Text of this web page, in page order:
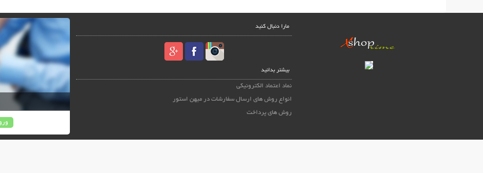
مارا دنبال کنید
بیشتر بدانید
نماد اعتماد الکترونیکی
انواع روش های ارسال سفارشات در میهن استور
روش های پرداخت